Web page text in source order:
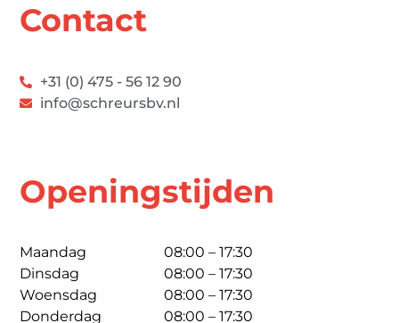
Contact
+31 (0) 475 - 56 12 90
info@schreursbv.nl
Openingstijden
Maandag
Dinsdag
Woensdag
Donderdag
08:00 – 17:30
08:00 – 17:30
08:00 – 17:30
08:00 – 17:30